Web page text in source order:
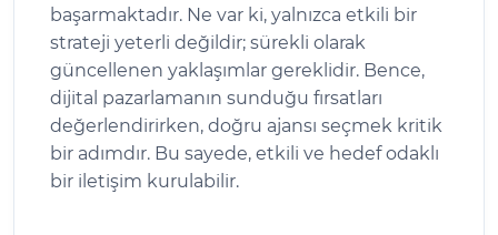
başarmaktadır. Ne var ki, yalnızca etkili bir
strateji yeterli değildir; sürekli olarak
güncellenen yaklaşımlar gereklidir. Bence,
dijital pazarlamanın sunduğu fırsatları
değerlendirirken, doğru ajansı seçmek kritik
bir adımdır. Bu sayede, etkili ve hedef odaklı
bir iletişim kurulabilir.